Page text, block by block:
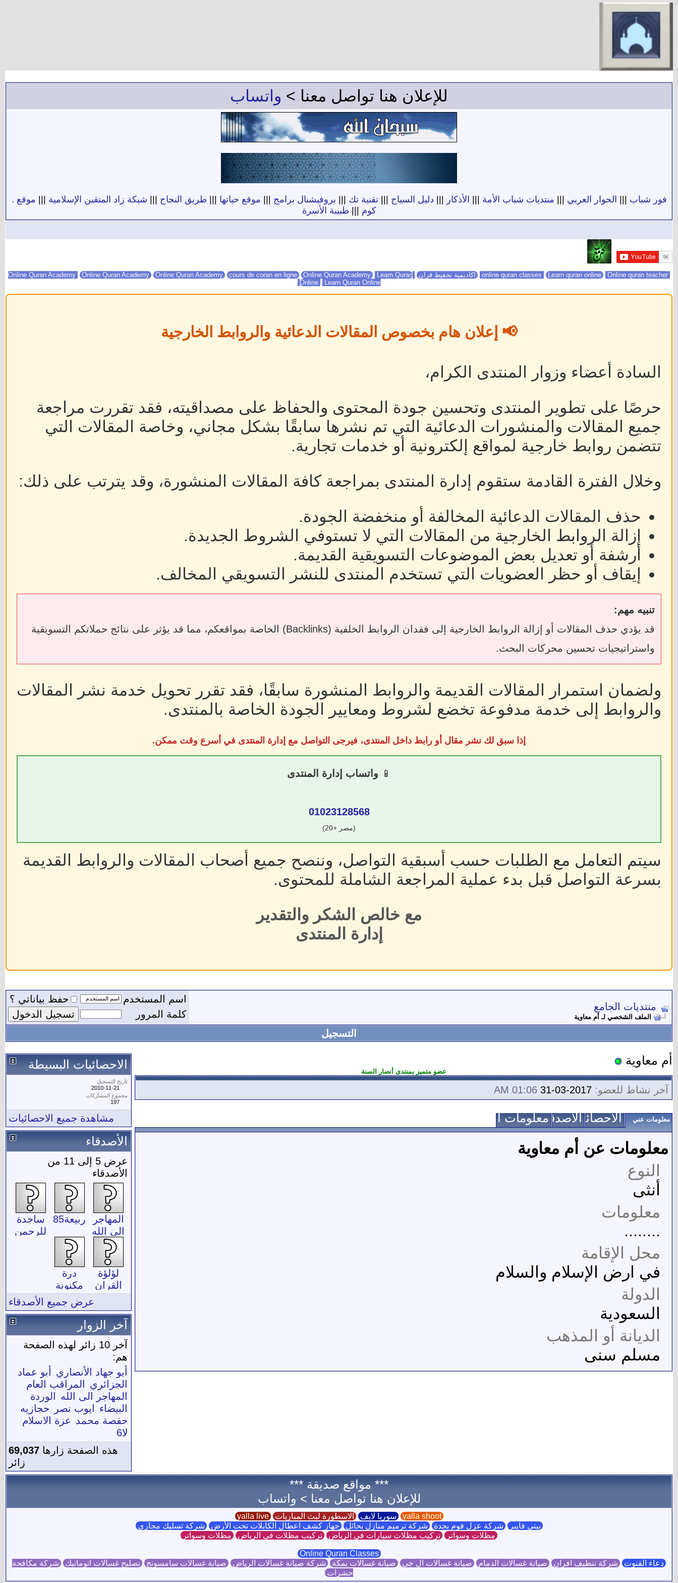
للإعلان هنا تواصل معنا > واتساب
فور شباب الحوار العربي منتديات شباب الأمة الأذكار دليل السياح |||تقنية تك بروفيشنال برامج موقع حياتها طريق النجاح شبكة زاد المتقين الإسلامية
موقع .
كوم
طبيبة الأسرة
Learn quran online Online quran teacher اكاديمية تحفيظ قران Online Quran Academy Online Quran Academy cours de coran en ligne Online Quran Academy
Learn Quran
Online
Learn Quran Online
📢 إعلان هام بخصوص المقالات الدعائية والروابط الخارجية
السادة أعضاء وزوار المنتدى الكرام،
حرصًا على تطوير المنتدى وتحسين جودة المحتوى والحفاظ على مصداقيته، فقد تقررت مراجعة
جميع المقالات والمنشورات الدعائية التي تم نشرها سابقًا بشكل مجاني، وخاصة المقالات التي
تتضمن روابط خارجية لمواقع إلكترونية أو خدمات تجارية.
وخلال الفترة القادمة ستقوم إدارة المنتدى بمراجعة كافة المقالات المنشورة، وقد يترتب على ذلك:
حذف المقالات الدعائية المخالفة أو منخفضة الجودة.
إزالة الروابط الخارجية من المقالات التي لا تستوفي الشروط الجديدة.
أرشفة أو تعديل بعض الموضوعات التسويقية القديمة.
إيقاف أو حظر العضويات التي تستخدم المنتدى للنشر التسويقي المخالف.
تنبيه مهم:
قد يؤدي حذف المقالات أو إزالة الروابط الخارجية إلى فقدان الروابط الخلفية (Backlinks) الخاصة بمواقعكم، مما قد يؤثر على نتائج حملاتكم التسويقية
واستراتيجيات تحسين محركات البحث.
ولضمان استمرار المقالات القديمة والروابط المنشورة سابقًا، فقد تقرر تحويل خدمة نشر المقالات
والروابط إلى خدمة مدفوعة تخضع لشروط ومعايير الجودة الخاصة بالمنتدى.
إذا سبق لك نشر مقال أو رابط داخل المنتدى، فيرجى التواصل مع إدارة المنتدى في أسرع وقت ممكن.
📱 واتساب إدارة المنتدى
01023128568
(مصر +20)
سيتم التعامل مع الطلبات حسب أسبقية التواصل، وننصح جميع أصحاب المقالات والروابط القديمة
بسرعة التواصل قبل بدء عملية المراجعة الشاملة للمحتوى.
مع خالص الشكر والتقدير
إدارة المنتدى
منتديات الجامع
الملف الشخصي لـ أم معاوية
اسم المستخدم
حفظ بياناتي ؟
كلمة المرور
التسجيل
أم معاوية
عضو متميز بمنتدى أنصار السنة
آخر نشاط للعضو: 01:06 AM
معلومات عني الاحصائياتالأصدقاءمعلومات الاتصال
معلومات عن أم معاوية
النوع
أنثى
معلومات
........
محل الإقامة
في ارض الإسلام والسلام
الدولة
السعودية
الديانة أو المذهب
مسلم سنى
الاحصائيات البسيطة
تاريخ التسجيل
2010-11-21
مجموع المشاركات
197
مشاهدة جميع الاحصائيات
الأصدقاء
عرض 5 إلى 11 من
الأصدقاء
المهاجر
الى الله
ربيعة85
ساجدة
للرحمن
لؤلؤة
القران
درة
مكنونة
عرض جميع الأصدقاء
آخر الزوار
آخر 10 زائر لهذه الصفحة
هم:
أبو جهاد الأنصاري
أبو عماد
الجزائري
المراقب العام
المهاجر الى الله
الوردة
البيضاء
ايوب نصر
حجازيه
حفصة محمد عزة الاسلام
لا6
هذه الصفحة زارها 69,037
زائر
*** مواقع صديقة ***
للإعلان هنا تواصل معنا > واتساب
yalla shoot سوريا لايف الاسطورة لبث المباريات yalla live
بيتي فايبر شركة عزل فوم بجدة شركة ترميم منازل بحائل جهاز كشف اعطال الكابلات تحت الأرض شركة تسليك مجاري
مظلات وسواتر تركيب مظلات سيارات في الرياض تركيب مظلات في الرياض مظلات وسواتر
Online Quran Classes
دعاء القنوت شركة تنظيف افران صيانة غسالات الدمام صيانة غسالات ال جي صيانة غسالات بمكة شركة صيانة غسالات الرياض صيانة غسالات سامسونج تصليح غسالات اتوماتيك شركة مكافحة
حشرات